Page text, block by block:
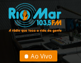
Ao Vivo